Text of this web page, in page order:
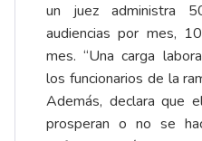
un juez administra
audiencias por mes,
mes. “Una carga
los funcionarios de la
Además, declara que
prosperan o no se